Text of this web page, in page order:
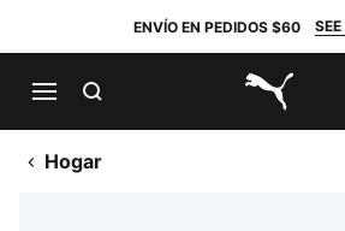
ENVÍO EN PEDIDOS $60
PUMA.com
Hogar